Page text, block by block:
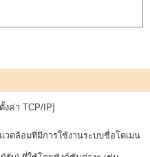
งค่า TCP/IP]
วดล้อมที่มีการใช้งานระบบชื่อโดเมน